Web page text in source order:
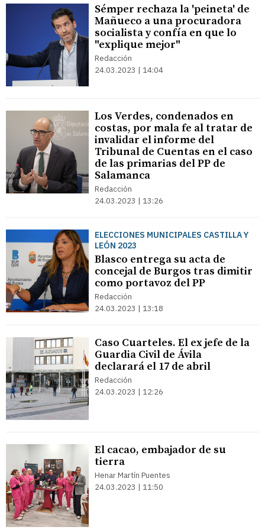
Sémper rechaza la 'peineta' de
Mañueco a una procuradora
socialista y confía en que lo
"explique mejor"
Redacción
24.03.2023 | 14:04
Los Verdes, condenados en
costas, por mala fe al tratar de
invalidar el informe del
Tribunal de Cuentas en el caso
de las primarias del PP de
Salamanca
Redacción
24.03.2023 | 13:26
ELECCIONES MUNICIPALES CASTILLA Y
LEÓN 2023
Blasco entrega su acta de
concejal de Burgos tras dimitir
como portavoz del PP
Redacción
24.03.2023 | 13:18
Caso Cuarteles. El ex jefe de la
Guardia Civil de Ávila
declarará el 17 de abril
Redacción
24.03.2023 | 12:26
El cacao, embajador de su
tierra
Henar Martín Puentes
24.03.2023 | 11:50